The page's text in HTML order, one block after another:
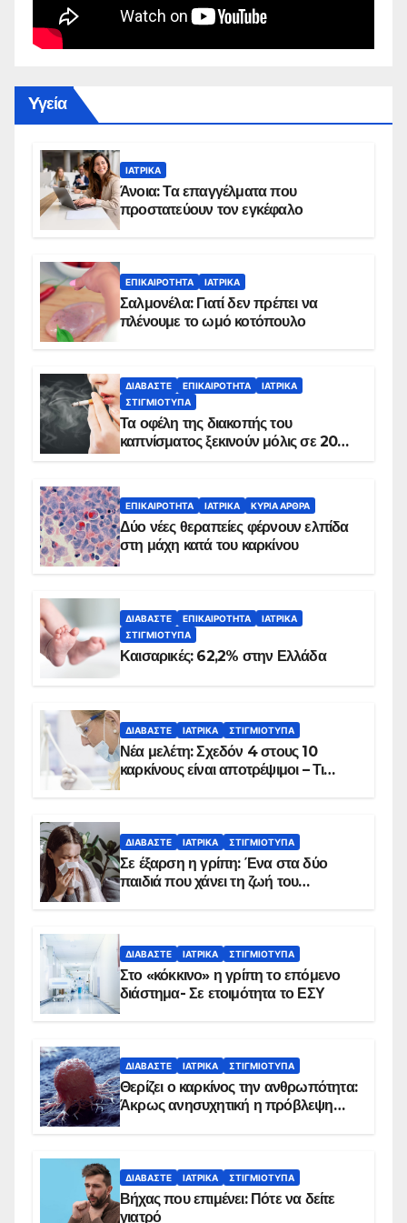
Yγεία
ΙΑΤΡΙΚΆ
Άνοια: Τα επαγγέλματα που
προστατεύουν τον εγκέφαλο
ΕΠΙΚΑΙΡΌΤΗΤΑ ΙΑΤΡΙΚΆ
Σαλμονέλα: Γιατί δεν πρέπει να
πλένουμε το ωμό κοτόπουλο
ΔΙΑΒΆΣΤΕ ΕΠΙΚΑΙΡΌΤΗΤΑ
ΙΑΤΡΙΚΆ
ΣΤΙΓΜΙΌΤΥΠΑ
Τα οφέλη της διακοπής του
καπνίσματος ξεκινούν μόλις σε 20
ΕΠΙΚΑΙΡΌΤΗΤΑ ΙΑΤΡΙΚΆ ΚΥΡΙΑ ΑΡΘΡΑ
Δύο νέες θεραπείες φέρνουν ελπίδα
στη μάχη κατά του καρκίνου
ΔΙΑΒΆΣΤΕ ΕΠΙΚΑΙΡΌΤΗΤΑ
ΙΑΤΡΙΚΆ
ΣΤΙΓΜΙΌΤΥΠΑ
Καισαρικές: 62,2% στην Ελλάδα
ΔΙΑΒΆΣΤΕ ΙΑΤΡΙΚΆ ΣΤΙΓΜΙΌΤΥΠΑ
Νέα μελέτη: Σχεδόν 4 στους 10
καρκίνους είναι αποτρέψιμοι – Τι
ΔΙΑΒΆΣΤΕ ΙΑΤΡΙΚΆ ΣΤΙΓΜΙΌΤΥΠΑ
Σε έξαρση η γρίπη: Ένα στα δύο
παιδιά που χάνει τη ζωή του
ΔΙΑΒΆΣΤΕ ΙΑΤΡΙΚΆ ΣΤΙΓΜΙΌΤΥΠΑ
Στο «κόκκινο» η γρίπη το επόμενο
διάστημα- Σε ετοιμότητα το ΕΣΥ
ΔΙΑΒΆΣΤΕ ΙΑΤΡΙΚΆ ΣΤΙΓΜΙΌΤΥΠΑ
Θερίζει ο καρκίνος την ανθρωπότητα:
Άκρως ανησυχητική η πρόβλεψη…
ΔΙΑΒΆΣΤΕ ΙΑΤΡΙΚΆ ΣΤΙΓΜΙΌΤΥΠΑ
Βήχας που επιμένει: Πότε να δείτε
γιατρό